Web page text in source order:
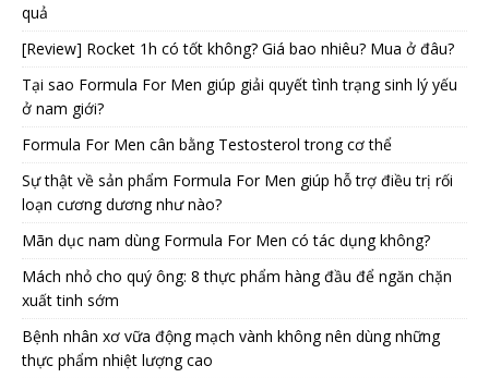
quả
[Review] Rocket 1h có tốt không? Giá bao nhiêu? Mua ở đâu?
Tại sao Formula For Men giúp giải quyết tình trạng sinh lý yếu
ở nam giới?
Formula For Men cân bằng Testosterol trong cơ thể
Sự thật về sản phẩm Formula For Men giúp hỗ trợ điều trị rối
loạn cương dương như nào?
Mãn dục nam dùng Formula For Men có tác dụng không?
Mách nhỏ cho quý ông: 8 thực phẩm hàng đầu để ngăn chặn
xuất tinh sớm
Bệnh nhân xơ vữa động mạch vành không nên dùng những
thực phẩm nhiệt lượng cao